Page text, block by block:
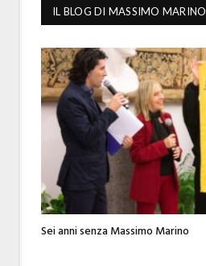
IL BLOG DI MASSIMO MARINO
Sei anni senza Massimo Marino